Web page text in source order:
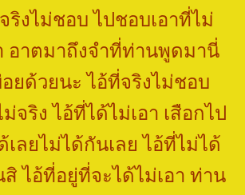
ริงไม่ชอบ ไปชอบเอาที่ไม่
อาตมาถึงจำที่ท่านพูดมานี่
ยด้วยนะ ไอ้ที่จริงไม่ชอบ
จริง ไอ้ที่ได้ไม่เอา เสือกไป
เลยไม่ได้กันเลย ไอ้ที่ไม่ได้
ไอ้ที่อยู่ที่จะได้ไม่เอา ท่าน